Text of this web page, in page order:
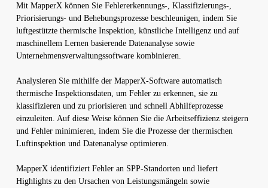
Mit MapperX können Sie Fehlererkennungs-, Klassifizierungs-,
Priorisierungs- und Behebungsprozesse beschleunigen, indem Sie
luftgestützte thermische Inspektion, künstliche Intelligenz und auf
maschinellem Lernen basierende Datenanalyse sowie
Unternehmensverwaltungssoftware kombinieren.
Analysieren Sie mithilfe der MapperX-Software automatisch
thermische Inspektionsdaten, um Fehler zu erkennen, sie zu
klassifizieren und zu priorisieren und schnell Abhilfeprozesse
einzuleiten. Auf diese Weise können Sie die Arbeitseffizienz steigern
und Fehler minimieren, indem Sie die Prozesse der thermischen
Luftinspektion und Datenanalyse optimieren.
MapperX identifiziert Fehler an SPP-Standorten und liefert
Highlights zu den Ursachen von Leistungsmängeln sowie